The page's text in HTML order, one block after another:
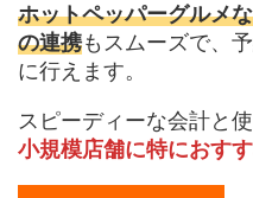
ホットペッパーグルメ
の連携もスムーズで、
に行えます。
スピーディーな会計と
小規模店舗に特におす